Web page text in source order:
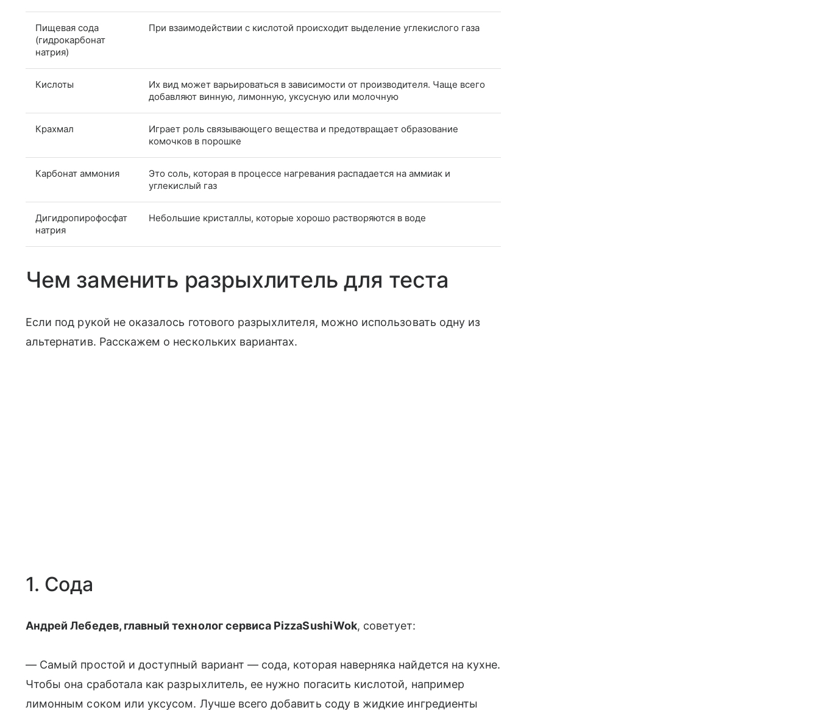
Пищевая сода
(гидрокарбонат
натрия)
При взаимодействии с кислотой происходит выделение углекислого газа
Кислоты
Их вид может варьироваться в зависимости от производителя. Чаще всего
добавляют винную, лимонную, уксусную или молочную
Крахмал
Играет роль связывающего вещества и предотвращает образование
комочков в порошке
Карбонат аммония
Это соль, которая в процессе нагревания распадается на аммиак и
углекислый газ
Дигидропирофосфат
натрия
Небольшие кристаллы, которые хорошо растворяются в воде
Чем заменить разрыхлитель для теста
Если под рукой не оказалось готового разрыхлителя, можно использовать одну из
альтернатив. Расскажем о нескольких вариантах.
1. Сода
Андрей Лебедев, главный технолог сервиса PizzaSushiWok, советует:
— Самый простой и доступный вариант — сода, которая наверняка найдется на кухне.
Чтобы она сработала как разрыхлитель, ее нужно погасить кислотой, например
лимонным соком или уксусом. Лучше всего добавить соду в жидкие ингредиенты